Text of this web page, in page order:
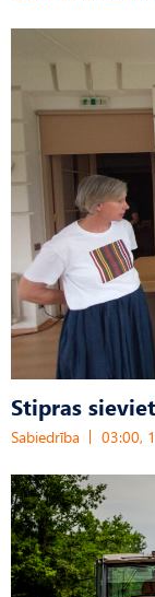
Stipras
Sabiedrība 03:00,